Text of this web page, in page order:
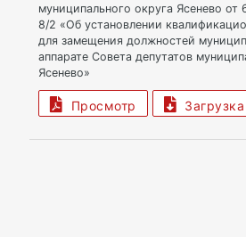
муниципального округа Ясенево
8/2 «Об установлении
для замещения должностей
аппарате Совета депутатов
Ясенево»
Просмотр Загрузка